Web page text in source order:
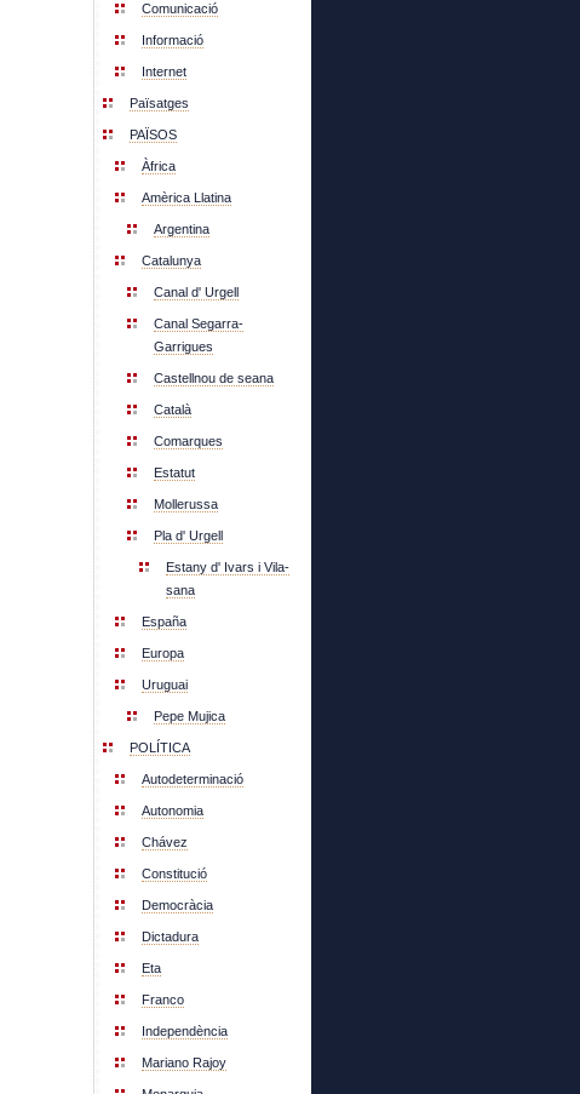
Comunicació
Informació
Internet
Païsatges
PAÏSOS
Àfrica
Amèrica Llatina
Argentina
Catalunya
Canal d' Urgell
Canal Segarra-
Garrigues
Castellnou de seana
Català
Comarques
Estatut
Mollerussa
Pla d' Urgell
Estany d' Ivars i Vila-
sana
España
Europa
Uruguai
Pepe Mujica
POLÍTICA
Autodeterminació
Autonomia
Chávez
Constitució
Democràcia
Dictadura
Eta
Franco
Independència
Mariano Rajoy